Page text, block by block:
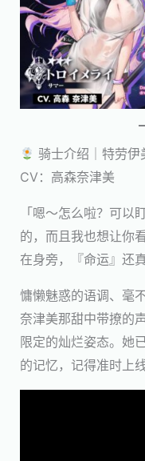
骑士介绍｜特劳伊
CV：高森奈津美
「嗯～怎么啦？可以
的，而且我也想让你
在身旁，『命运』还
慵懒魅惑的语调、毫
奈津美那甜中带撩的
限定的灿烂姿态。她
的记忆，记得准时上